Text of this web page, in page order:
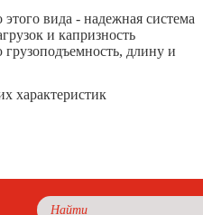
вида - надежная система
и капризность
длину и
характеристик